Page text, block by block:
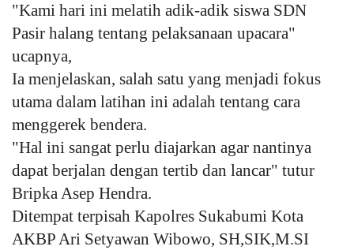
"Kami hari ini melatih adik-adik siswa SDN
Pasir halang tentang pelaksanaan upacara"
ucapnya,
Ia menjelaskan, salah satu yang menjadi fokus
utama dalam latihan ini adalah tentang cara
menggerek bendera.
"Hal ini sangat perlu diajarkan agar nantinya
dapat berjalan dengan tertib dan lancar" tutur
Bripka Asep Hendra.
Ditempat terpisah Kapolres Sukabumi Kota
AKBP Ari Setyawan Wibowo, SH,SIK,M.SI